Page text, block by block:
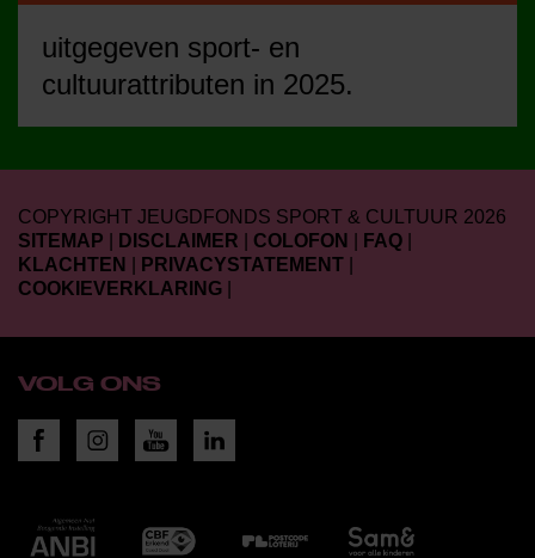
uitgegeven sport- en
cultuurattributen in 2025.
COPYRIGHT JEUGDFONDS SPORT & CULTUUR 2026
SITEMAP
DISCLAIMER COLOFON FAQ
KLACHTEN
PRIVACYSTATEMENT
COOKIEVERKLARING
VOLG ONS